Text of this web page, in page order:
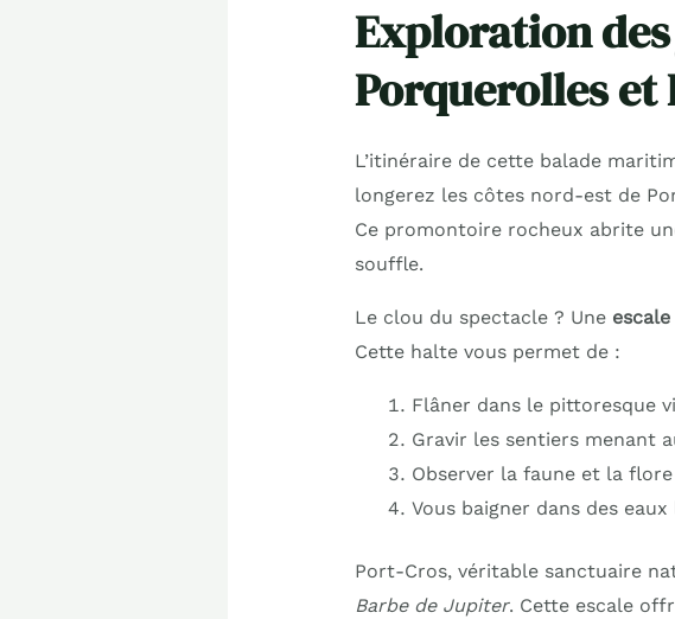
Exploration
Porquerolles et
L’itinéraire de cette balade
longerez les côtes nord-est de
Ce promontoire rocheux abrite
souffle.
Le clou du spectacle ? Une
Cette halte vous permet de :
Flâner dans le pittoresque
Gravir les sentiers menant
Observer la faune et la
Vous baigner dans des
Port-Cros, véritable sanctuaire
Barbe de Jupiter. Cette escale